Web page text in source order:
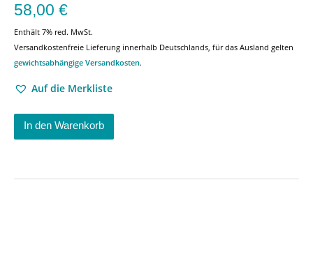
58,00 €
Enthält 7% red. MwSt.
Versandkostenfreie Lieferung innerhalb Deutschlands, für das Ausland gelten
gewichtsabhängige Versandkosten.
Auf die Merkliste
In den Warenkorb